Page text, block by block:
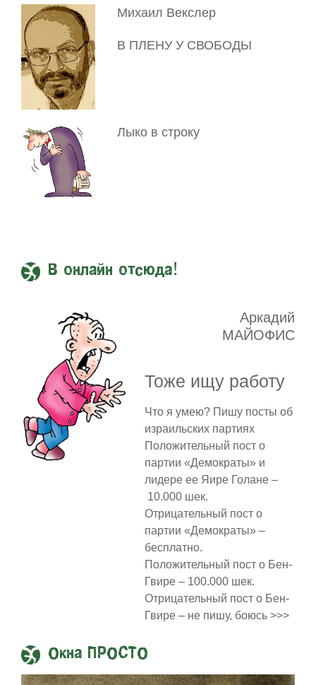
Михаил Векслер
В ПЛЕНУ У СВОБОДЫ
Лыко в строку
В онлайн отсюда!
Аркадий
МАЙОФИС
Тоже ищу работу
Что я умею? Пишу посты об
израильских партиях
Положительный пост о
партии «Демократы» и
лидере ее Яире Голане –
10.000 шек.
Отрицательный пост о
партии «Демократы» –
бесплатно.
Положительный пост о Бен-
Гвире – 100.000 шек.
Отрицательный пост о Бен-
Гвире – не пишу, боюсь >>>
Окна ПРОСТО